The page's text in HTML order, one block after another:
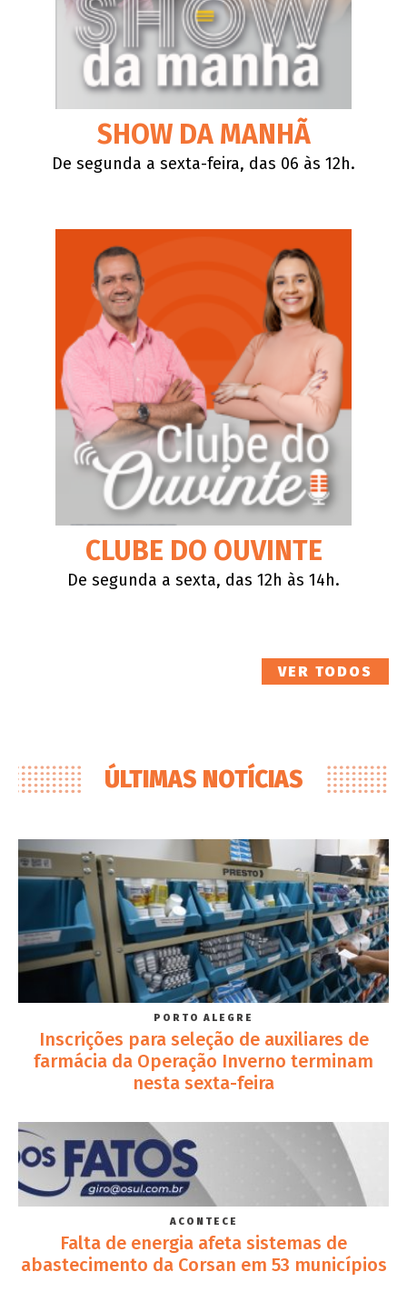
SHOW DA MANHÃ
De segunda a sexta-feira, das 06 às 12h.
CLUBE DO OUVINTE
De segunda a sexta, das 12h às 14h.
VER TODOS
ÚLTIMAS NOTÍCIAS
PORTO ALEGRE
Inscrições para seleção de auxiliares de
farmácia da Operação Inverno terminam
nesta sexta-feira
ACONTECE
Falta de energia afeta sistemas de
abastecimento da Corsan em 53 municípios